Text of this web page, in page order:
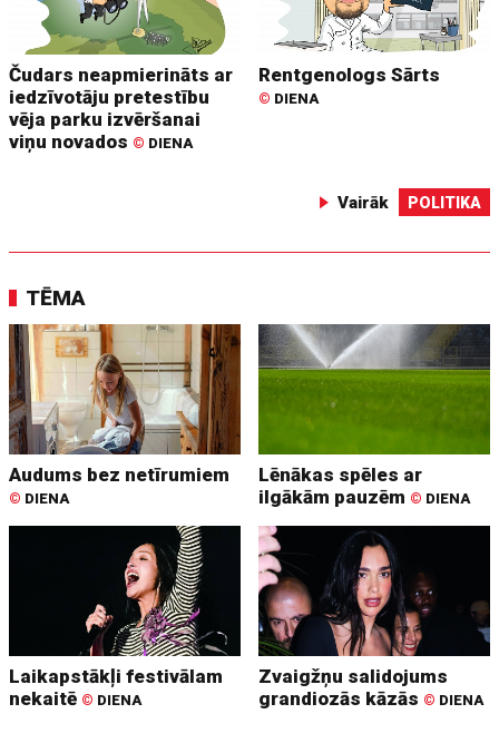
Čudars neapmierināts ar
iedzīvotāju pretestību
vēja parku izvēršanai
viņu novados © DIENA
Rentgenologs Sārts
© DIENA
Vairāk POLITIKA
TĒMA
Audums bez netīrumiem
© DIENA
Lēnākas spēles ar
ilgākām pauzēm © DIENA
Laikapstākļi festivālam
nekaitē © DIENA
Zvaigžņu salidojums
grandiozās kāzās © DIENA